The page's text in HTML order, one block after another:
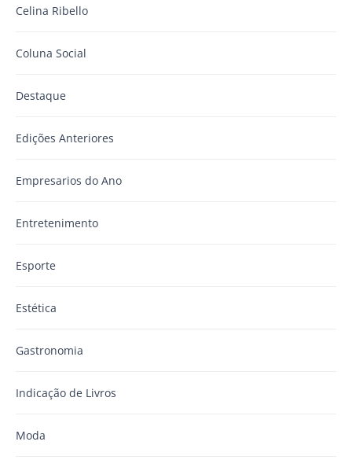
Celina Ribello
Coluna Social
Destaque
Edições Anteriores
Empresarios do Ano
Entretenimento
Esporte
Estética
Gastronomia
Indicação de Livros
Moda